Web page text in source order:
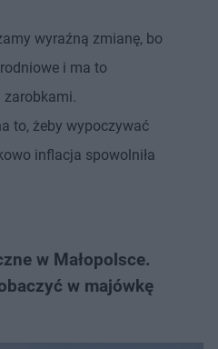
wyraźną zmianę, bo
i ma to
zarobkami.
to, żeby wypoczywać
inflacja spowolniła
w Małopolsce.
w majówkę